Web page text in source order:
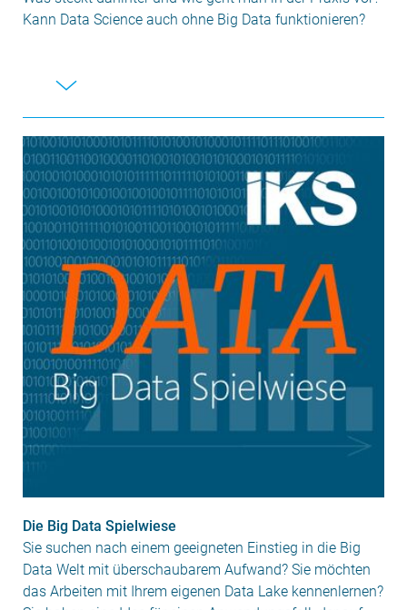
Kann Data Science auch ohne Big Data funktionieren?
Die Big Data Spielwiese
Sie suchen nach einem geeigneten Einstieg in die Big
Data Welt mit überschaubarem Aufwand? Sie möchten
das Arbeiten mit Ihrem eigenen Data Lake kennenlernen?